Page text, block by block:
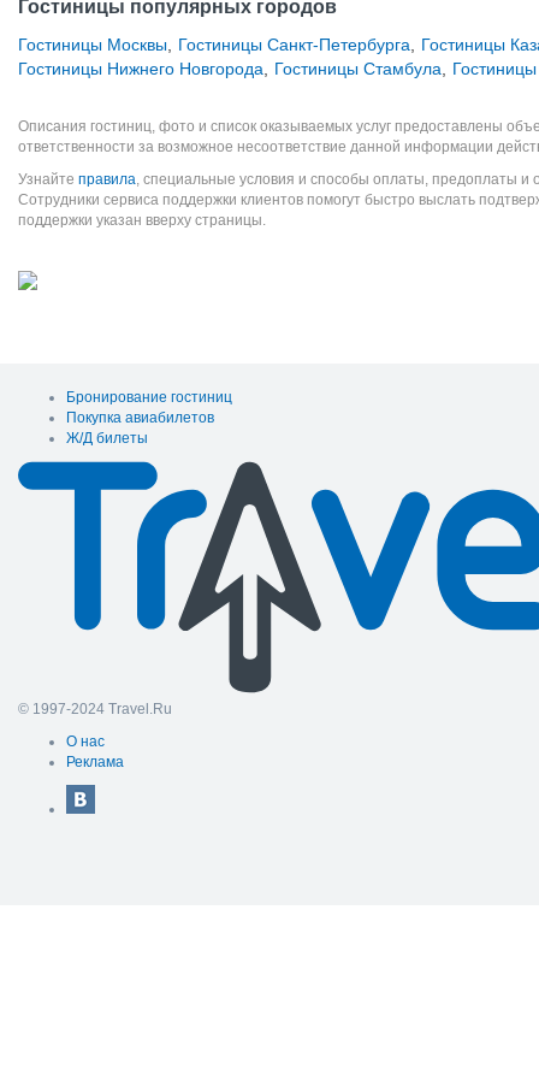
Гостиницы популярных городов
Гостиницы Москвы Гостиницы Санкт-Петербурга
Гостиницы
Гостиницы Нижнего Новгорода
Гостиницы Стамбула
Описания гостиниц, фото и список оказываемых услуг предоставлены
ответственности за возможное несоответствие данной информации
Узнайте правила, специальные условия и способы оплаты, предоплаты и
Сотрудники сервиса поддержки клиентов помогут быстро выслать
поддержки указан вверху страницы.
Бронирование гостиниц
Покупка авиабилетов
Ж/Д билеты
© 1997-2024 Travel.Ru
О нас
Реклама